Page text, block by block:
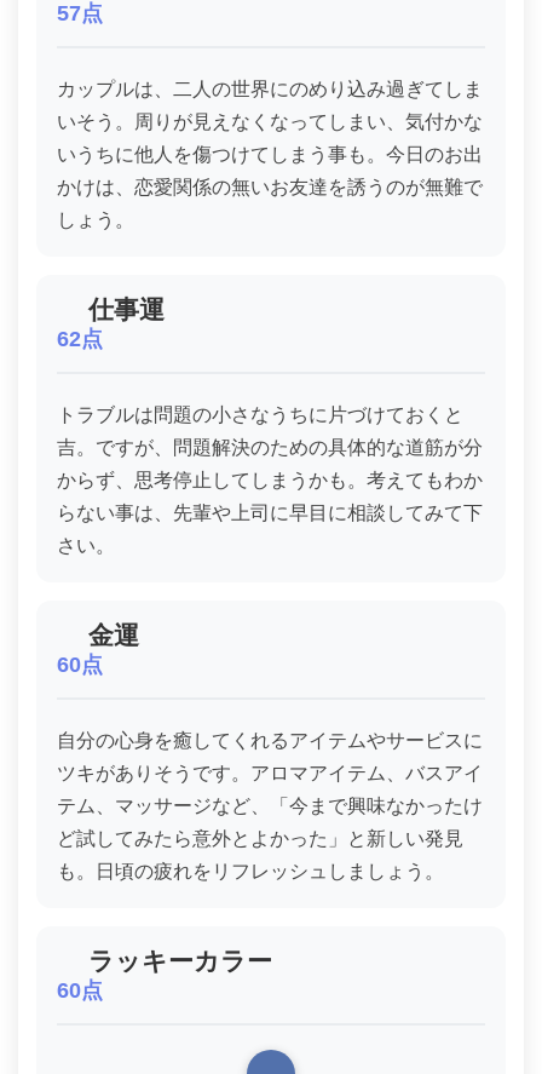
57点
カップルは、二人の世界にのめり込み過ぎてしま
いそう。周りが見えなくなってしまい、気付かな
いうちに他人を傷つけてしまう事も。今日のお出
かけは、恋愛関係の無いお友達を誘うのが無難で
しょう。
仕事運
62点
トラブルは問題の小さなうちに片づけておくと
吉。ですが、問題解決のための具体的な道筋が分
からず、思考停止してしまうかも。考えてもわか
らない事は、先輩や上司に早目に相談してみて下
さい。
金運
60点
自分の心身を癒してくれるアイテムやサービスに
ツキがありそうです。アロマアイテム、バスアイ
テム、マッサージなど、「今まで興味なかったけ
ど試してみたら意外とよかった」と新しい発見
も。日頃の疲れをリフレッシュしましょう。
ラッキーカラー
60点